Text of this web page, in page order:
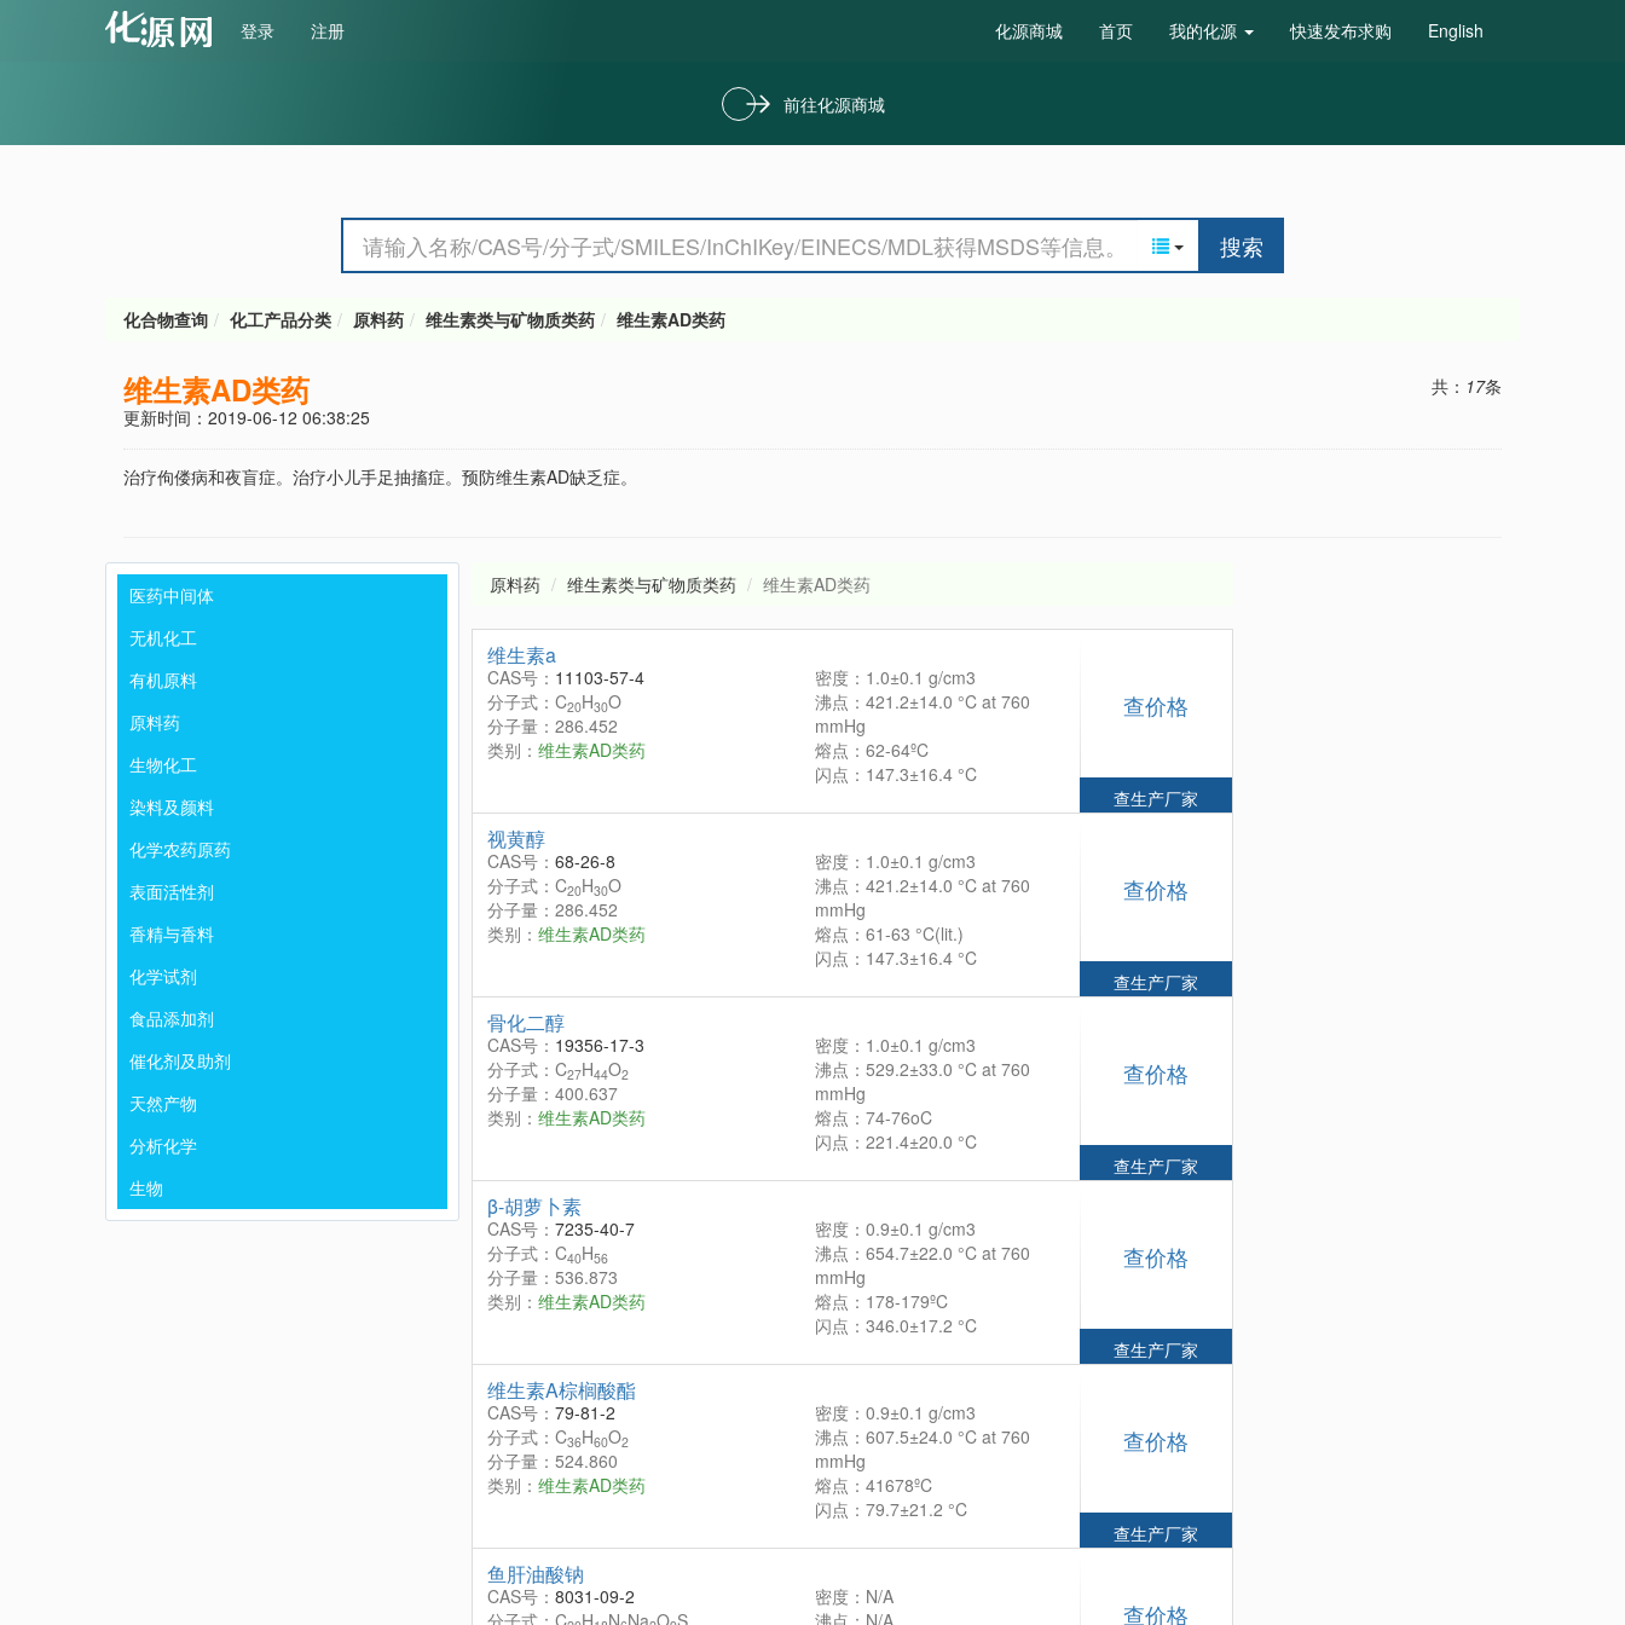
登录 注册 化源商城 首页 我的化源 快速发布求购 English
前往化源商城
搜索
化合物查询 化工产品分类 原料药 维生素类与矿物质类药 维生素AD类药
维生素AD类药 共： 17条
更新时间：2019-06-12 06:38:25
治疗佝偻病和夜盲症。治疗小儿手足抽搐症。预防维生素AD缺乏症。
医药中间体
无机化工
有机原料
原料药
生物化工
染料及颜料
化学农药原药
表面活性剂
香精与香料
化学试剂
食品添加剂
催化剂及助剂
天然产物
分析化学
生物
原料药 维生素类与矿物质类药 维生素AD类药
维生素a
CAS号： 11103-57-4
分子式：C20H30O
分子量：286.452
类别： 维生素AD类药
密度：1.0±0.1 g/cm3
沸点：421.2±14.0 °C at 760
mmHg
熔点：62-64ºC
闪点：147.3±16.4 °C
查价格
查生产厂家
视黄醇
CAS号： 68-26-8
分子式：C20H30O
分子量：286.452
类别： 维生素AD类药
密度：1.0±0.1 g/cm3
沸点：421.2±14.0 °C at 760
mmHg
熔点：61-63 °C(lit.)
闪点：147.3±16.4 °C
查价格
查生产厂家
骨化二醇
CAS号： 19356-17-3
分子式：C27H44O2
分子量：400.637
类别： 维生素AD类药
密度：1.0±0.1 g/cm3
沸点：529.2±33.0 °C at 760
mmHg
熔点：74-76oC
闪点：221.4±20.0 °C
查价格
查生产厂家
β-胡萝卜素
CAS号： 7235-40-7
分子式：C40H56
分子量：536.873
类别： 维生素AD类药
密度：0.9±0.1 g/cm3
沸点：654.7±22.0 °C at 760
mmHg
熔点：178-179ºC
闪点：346.0±17.2 °C
查价格
查生产厂家
维生素A棕榈酸酯
CAS号： 79-81-2
分子式：C36H60O2
分子量：524.860
类别： 维生素AD类药
密度：0.9±0.1 g/cm3
沸点：607.5±24.0 °C at 760
mmHg
熔点：41678ºC
闪点：79.7±21.2 °C
查价格
查生产厂家
鱼肝油酸钠
CAS号： 8031-09-2
分子式：C
H N Na O S
密度：N/A
沸点：N/A
查价格